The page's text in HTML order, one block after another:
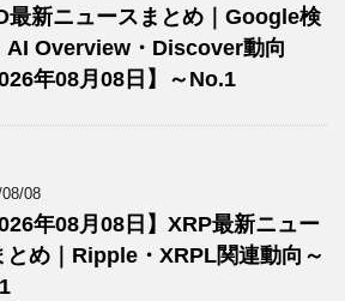
最新ニュースまとめ｜Google検
AI Overview・Discover動向
年08月08日】～No.1
08
年08月08日】XRP最新ニュー
とめ｜Ripple・XRPL関連動向～